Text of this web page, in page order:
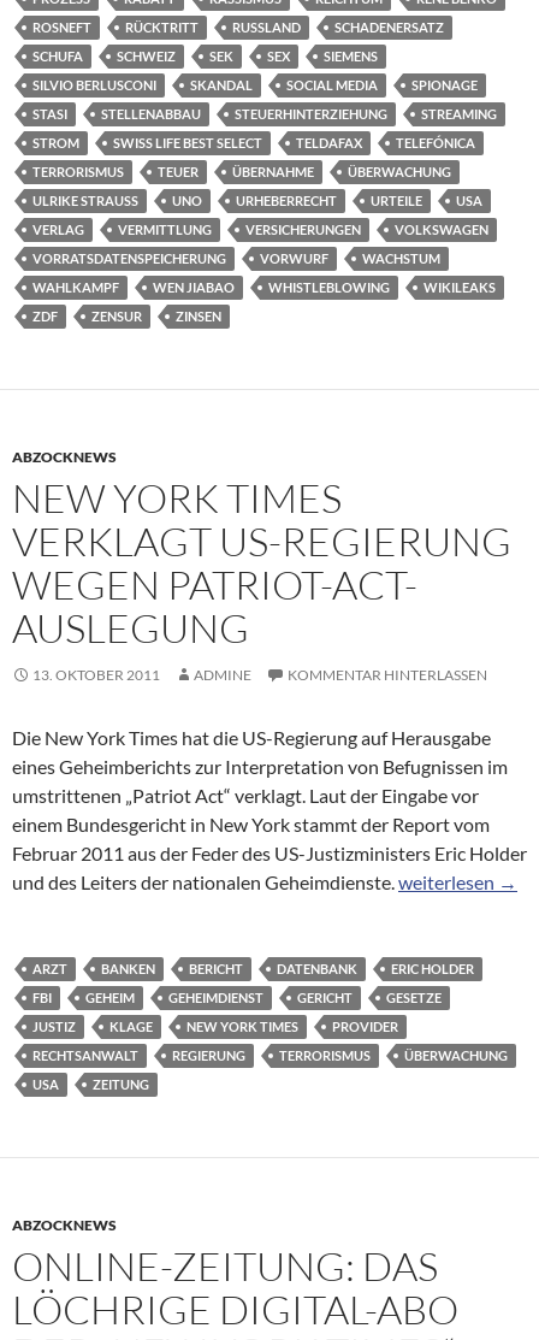
ROSNEFT
RÜCKTRITT RUSSLAND
SCHADENERSATZ
SCHUFA
SCHWEIZ SEK SEX
SIEMENS
SILVIO BERLUSCONI
SKANDAL SOCIAL MEDIA
SPIONAGE
STASI
STELLENABBAU STEUERHINTERZIEHUNG
STREAMING
STROM
SWISS LIFE BEST SELECT TELDAFAX
TELEFÓNICA
TERRORISMUS
TEUER ÜBERNAHME
ÜBERWACHUNG
ULRIKE STRAUSS
UNO URHEBERRECHT URTEILE
USA
VERLAG
VERMITTLUNG VERSICHERUNGEN
VOLKSWAGEN
VORRATSDATENSPEICHERUNG
VORWURF
WACHSTUM
WAHLKAMPF
WEN JIABAO WHISTLEBLOWING
WIKILEAKS
ZDF
ZENSUR ZINSEN
ABZOCKNEWS
NEW YORK TIMES
VERKLAGT US-REGIERUNG
WEGEN PATRIOT-ACT-
AUSLEGUNG
13. OKTOBER 2011 ADMINE KOMMENTAR HINTERLASSEN
Die New York Times hat die US-Regierung auf Herausgabe
eines Geheimberichts zur Interpretation von Befugnissen im
umstrittenen „Patriot Act“ verklagt. Laut der Eingabe vor
einem Bundesgericht in New York stammt der Report vom
Februar 2011 aus der Feder des US-Justizministers Eric Holder
und des Leiters der nationalen Geheimdienste.New York
weiterlesen →
ARZT BANKEN BERICHT DATENBANK
ERIC HOLDER
FBI
GEHEIM GEHEIMDIENST GERICHT
GESETZE
JUSTIZ
KLAGE NEW YORK TIMES
PROVIDER
RECHTSANWALT
REGIERUNG TERRORISMUS
ÜBERWACHUNG
USA
ZEITUNG
ABZOCKNEWS
ONLINE-ZEITUNG: DAS
LÖCHRIGE DIGITAL-ABO